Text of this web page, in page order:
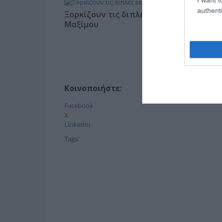
Ξορκίζουν τις διπλές εκλογές στο
Μαξίμου
Κοινοποιήστε:
Facebook
X
LinkedIn
Tags: